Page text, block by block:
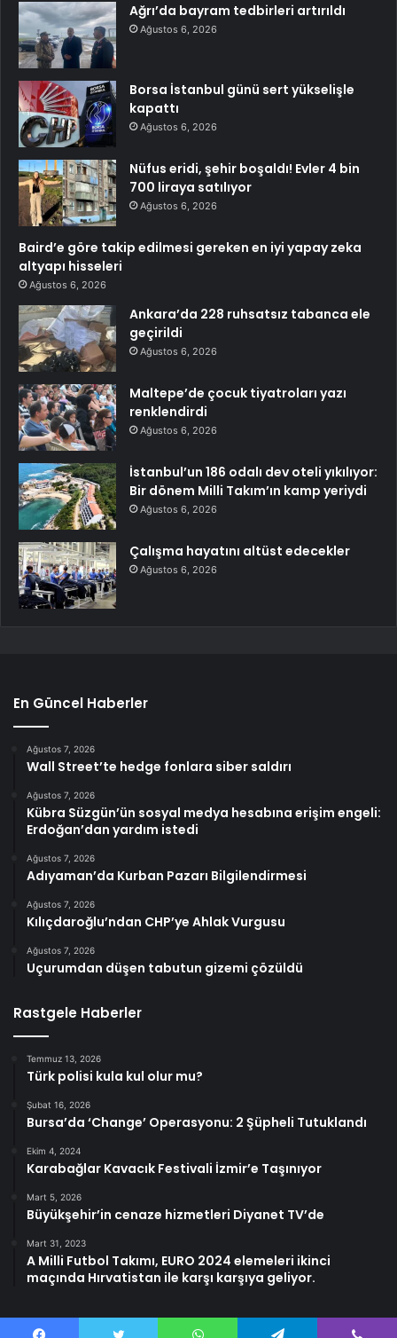
Ağrı’da bayram tedbirleri artırıldı
Ağustos 6, 2026
Borsa İstanbul günü sert yükselişle
kapattı
Ağustos 6, 2026
Nüfus eridi, şehir boşaldı! Evler 4 bin
700 liraya satılıyor
Ağustos 6, 2026
Baird’e göre takip edilmesi gereken en iyi yapay zeka
altyapı hisseleri
Ağustos 6, 2026
Ankara’da 228 ruhsatsız tabanca ele
geçirildi
Ağustos 6, 2026
Maltepe’de çocuk tiyatroları yazı
renklendirdi
Ağustos 6, 2026
İstanbul’un 186 odalı dev oteli yıkılıyor:
Bir dönem Milli Takım’ın kamp yeriydi
Ağustos 6, 2026
Çalışma hayatını altüst edecekler
Ağustos 6, 2026
En Güncel Haberler
Ağustos 7, 2026
Wall Street’te hedge fonlara siber saldırı
Ağustos 7, 2026
Kübra Süzgün’ün sosyal medya hesabına erişim engeli:
Erdoğan’dan yardım istedi
Ağustos 7, 2026
Adıyaman’da Kurban Pazarı Bilgilendirmesi
Ağustos 7, 2026
Kılıçdaroğlu’ndan CHP’ye Ahlak Vurgusu
Ağustos 7, 2026
Uçurumdan düşen tabutun gizemi çözüldü
Rastgele Haberler
Temmuz 13, 2026
Türk polisi kula kul olur mu?
Şubat 16, 2026
Bursa’da ‘Change’ Operasyonu: 2 Şüpheli Tutuklandı
Ekim 4, 2024
Karabağlar Kavacık Festivali İzmir’e Taşınıyor
Mart 5, 2026
Büyükşehir’in cenaze hizmetleri Diyanet TV’de
Mart 31, 2023
A Milli Futbol Takımı, EURO 2024 elemeleri ikinci
maçında Hırvatistan ile karşı karşıya geliyor.